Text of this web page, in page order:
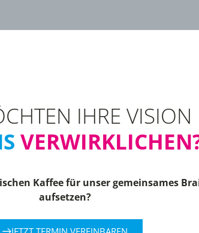
IHRE VISION
Kaffee für unser gemeinsames
aufsetzen?